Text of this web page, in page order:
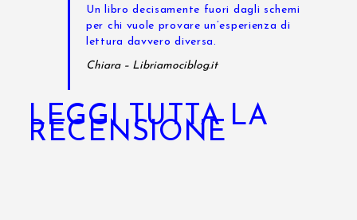
Un libro decisamente fuori dagli schemi
per chi vuole provare un’esperienza di
lettura davvero diversa.
Chiara – Libriamociblog.it
LEGGI TUTTA LA
RECENSIONE